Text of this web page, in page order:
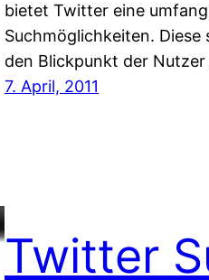
bietet Twitter eine
Suchmöglichkeiten. Diese
den Blickpunkt der
7. April, 2011
Twitter